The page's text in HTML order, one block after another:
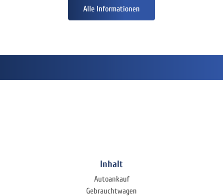
Alle Informationen
Inhalt
Autoankauf
Gebrauchtwagen